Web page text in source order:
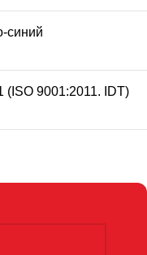
синий
(ISO 9001:2011. IDT)